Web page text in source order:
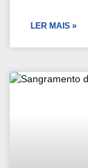
LER MAIS »